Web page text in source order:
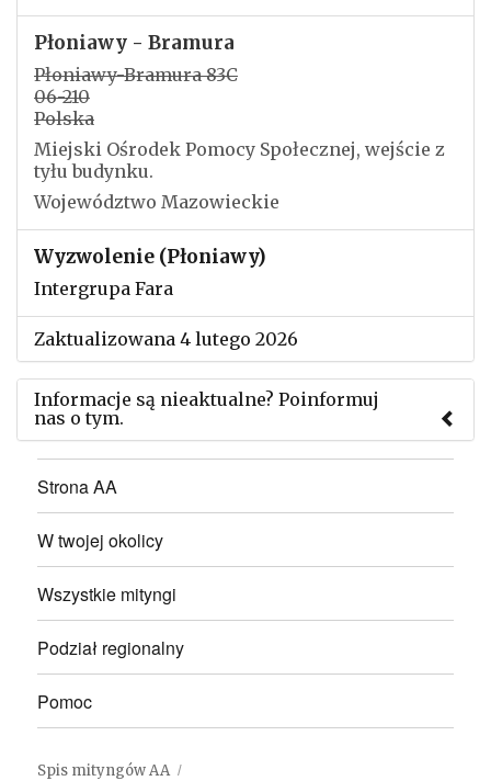
Płoniawy - Bramura
Płoniawy-Bramura 83C
06-210
Polska
Miejski Ośrodek Pomocy Społecznej, wejście z
tyłu budynku.
Województwo Mazowieckie
Wyzwolenie (Płoniawy)
Intergrupa Fara
Zaktualizowana 4 lutego 2026
Informacje są nieaktualne? Poinformuj
nas o tym.
Użyj tego formularza aby przesłać informację o
zmianach w powyższym mityngu.
Strona AA
W twojej okolicy
Wszystkie mityngi
Podział regionalny
Pomoc
Spis mityngów AA